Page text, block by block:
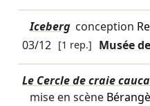
Iceberg conception
03/12 [1 rep.] Musée
Le Cercle de craie
mise en scène